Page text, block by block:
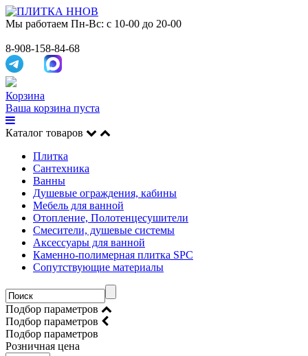
Мы работаем Пн-Вс: с 10-00 до 20-00
8-908-158-84-68
Корзина
Ваша корзина пуста
Каталог товаров
Плитка
Сантехника
Ванны
Душевые ограждения, кабины
Мебель для ванной
Отопление, Полотенцесушители
Смесители, душевые системы
Аксессуары для ванной
Каменно-полимерная плитка SPC
Сопутствующие материалы
Подбор параметров
Подбор параметров
Подбор параметров
Розничная цена